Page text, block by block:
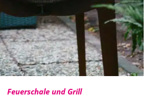
Feuerschale und Grill